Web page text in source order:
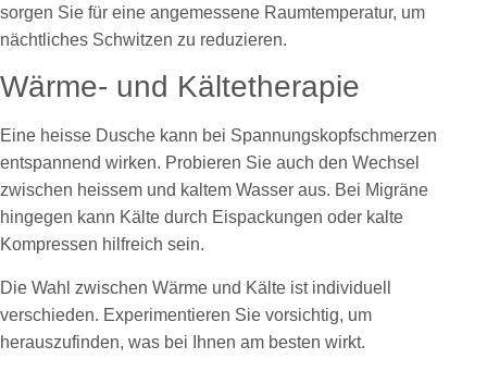
sorgen Sie für eine angemessene Raumtemperatur, um
nächtliches Schwitzen zu reduzieren.
Wärme- und Kältetherapie
Eine heisse Dusche kann bei Spannungskopfschmerzen
entspannend wirken. Probieren Sie auch den Wechsel
zwischen heissem und kaltem Wasser aus. Bei Migräne
hingegen kann Kälte durch Eispackungen oder kalte
Kompressen hilfreich sein.
Die Wahl zwischen Wärme und Kälte ist individuell
verschieden. Experimentieren Sie vorsichtig, um
herauszufinden, was bei Ihnen am besten wirkt.